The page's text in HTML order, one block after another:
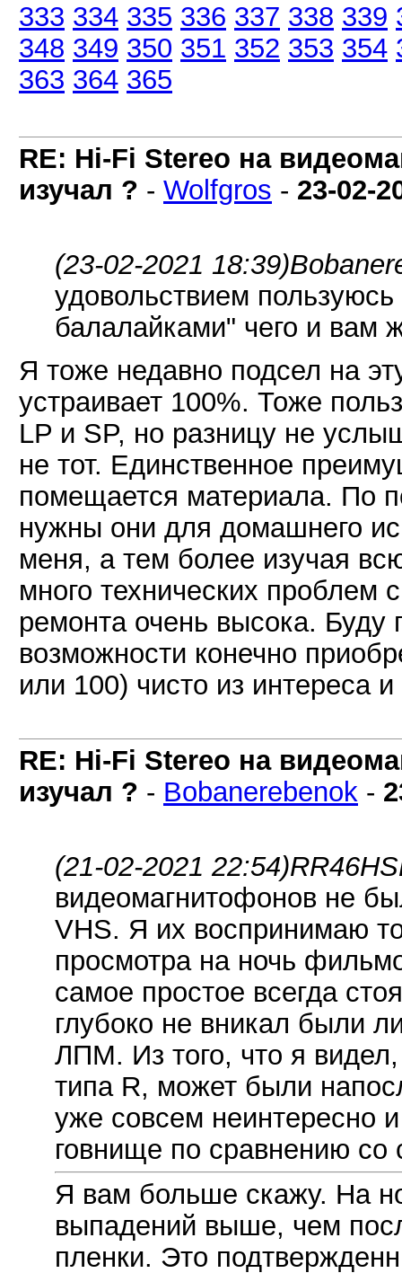
333 334 335 336 337 338 339
348 349 350 351 352 353 354
363 364 365
RE: Hi-Fi Stereo на
изучал ? - Wolfgros - 23-02-
(23-02-2021 18:39)
удовольствием
балалайками" чего и вам
Я тоже недавно подсел на
устраивает 100%. Тоже
LP и SP, но разницу не
не тот. Единственное
помещается материала. По
нужны они для домашнего
меня, а тем более изучая
много технических проблем
ремонта очень высока. Буду
возможности конечно
или 100) чисто из интереса
RE: Hi-Fi Stereo на
изучал ? - Bobanerebenok -
(21-02-2021 22:54)
видеомагнитофонов не
VHS. Я их воспринимаю
просмотра на ночь
самое простое всегда
глубоко не вникал были
ЛПМ. Из того, что я
типа R, может были
уже совсем неинтересно
говнище по сравнению
Я вам больше скажу. На
выпадений выше, чем
пленки. Это